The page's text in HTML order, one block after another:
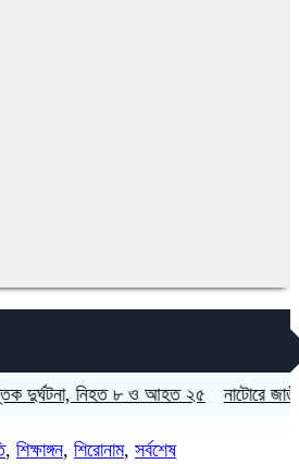
নিহত ৮ ও আহত ২৫ নাটোরে জাতীয়
, শিক্ষাঙ্গন, শিরোনাম, সর্বশেষ